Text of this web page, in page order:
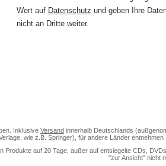
Wert auf Datenschutz und geben Ihre
nicht an Dritte weiter.
Inklusive Versandinnerhalb Deutschlands
wie z.B. Springer), für andere Länder entnehmen
Produkte auf 20 Tage, außer auf entsiegelte CDs,
"zur Ansicht" nicht